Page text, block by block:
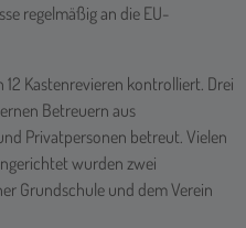
regelmäßig an die EU-
Kastenrevieren kontrolliert. Drei
Betreuern aus
Privatpersonen betreut. Vielen
wurden zwei
Grundschule und dem Verein